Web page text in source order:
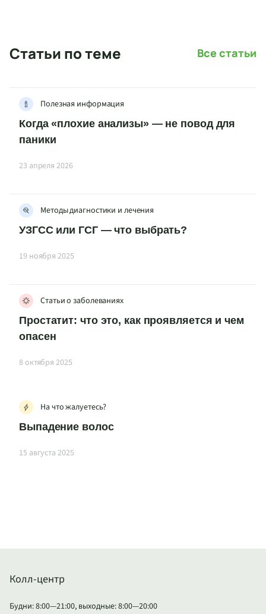
Статьи по теме Все статьи
Полезная информация
Когда «плохие анализы» — не повод для
паники
23 апреля 2026
Методы диагностики и лечения
УЗГСС или ГСГ — что выбрать?
19 ноября 2025
Статьи о заболеваниях
Простатит: что это, как проявляется и чем
опасен
8 октября 2025
На что жалуетесь?
Выпадение волос
15 августа 2025
Колл-центр
Будни: 8:00—21:00, выходные: 8:00—20:00